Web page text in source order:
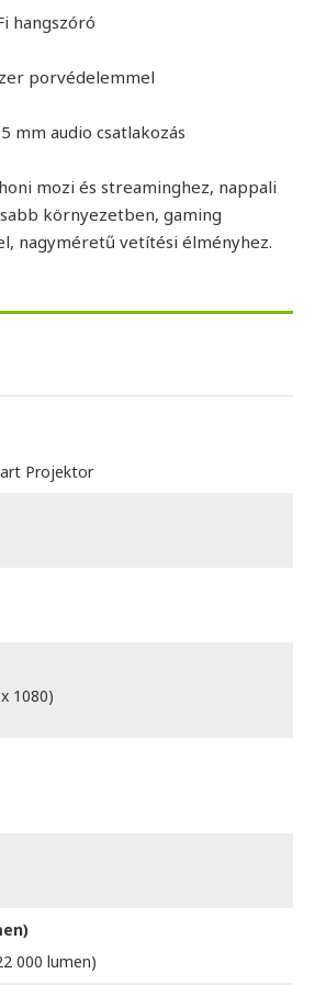
hangszóró
porvédelemmel
mm audio csatlakozás
mozi és streaminghez, nappali
környezetben, gaming
nagyméretű vetítési élményhez.
Projektor
1080)
000 lumen)